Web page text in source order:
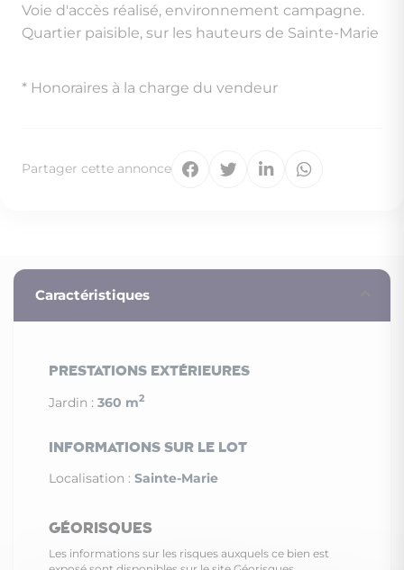
Voie d'accès réalisé, environnement campagne.
Quartier paisible, sur les hauteurs de Sainte-Marie
* Honoraires à la charge du vendeur
Partager cette annonce
Caractéristiques
Prestations extérieures
Jardin :360 m2
Informations sur le lot
Localisation :Sainte-Marie
Géorisques
Les informations sur les risques auxquels ce bien est